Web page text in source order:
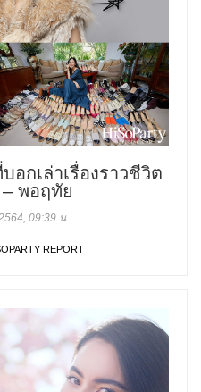
บอกเล่าเรื่องราวชีวิต
พอฤทัย
09:39 น.
REPORT